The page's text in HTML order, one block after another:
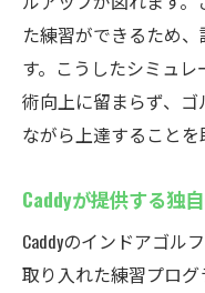
た練習ができるため
す。こうしたシミュ
術向上に留まらず、
ながら上達することを
Caddyが提供する独
Caddyのインドアゴル
取り入れた練習プロ